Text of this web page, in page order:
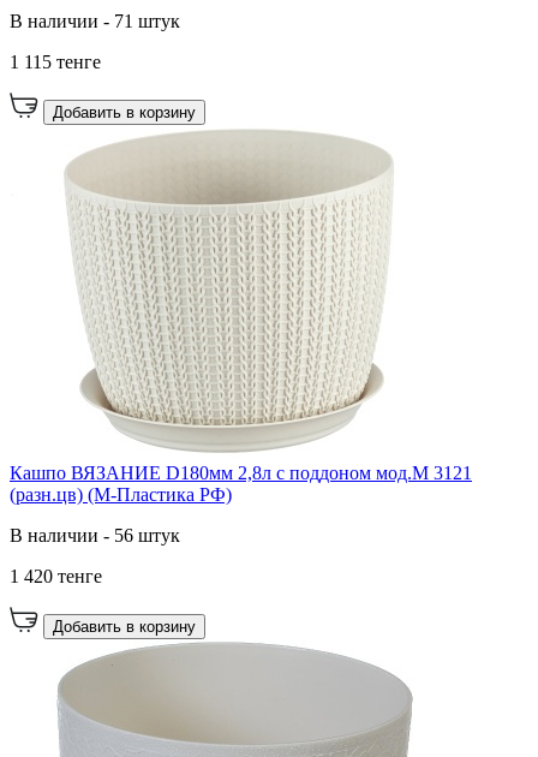
В наличии - 71 штук
1 115 тенге
Добавить в корзину
Кашпо ВЯЗАНИЕ D180мм 2,8л с поддоном мод.М 3121
(разн.цв) (М-Пластика РФ)
В наличии - 56 штук
1 420 тенге
Добавить в корзину